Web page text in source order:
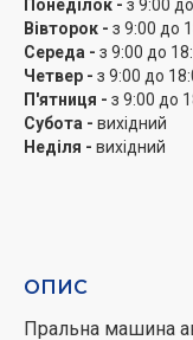
та якісного
білизни.
Пральна машина
керування та
круглого
відмінним
розміщення
Понеділок - з 9:00
Вівторок - з 9:00 до
Середа - з 9:00 до
Четвер - з 9:00 до
П'ятниця - з 9:00 до
Субота - вихідний
Неділя - вихідний
ОПИС
Пральна машина